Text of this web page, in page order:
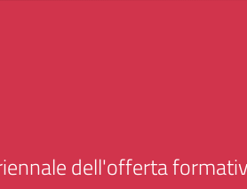
dell'offerta